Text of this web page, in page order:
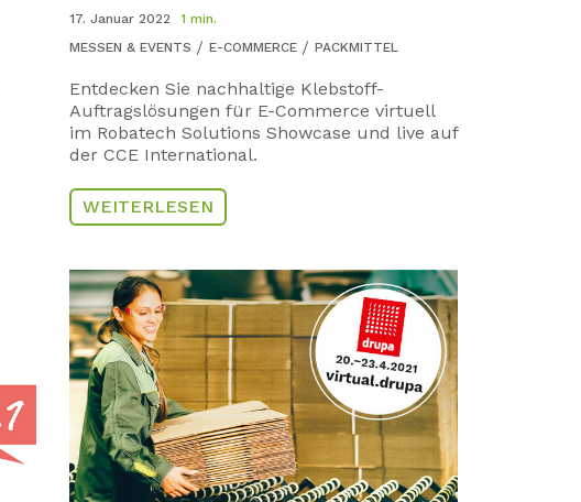
17. Januar 2022
1 min.
MESSEN & EVENTS
E-COMMERCE PACKMITTEL
Entdecken Sie nachhaltige Klebstoff-
Auftragslösungen für E-Commerce virtuell
im Robatech Solutions Showcase und live auf
der CCE International.
WEITERLESEN